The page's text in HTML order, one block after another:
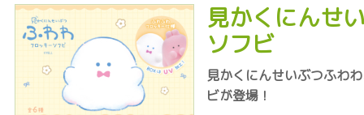
見かくにんせ
ソフビ
見かくにんせいぶつふわ
ビが登場！